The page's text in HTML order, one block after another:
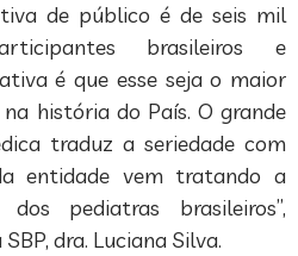
de público é de seis mil
brasileiros e
é que esse seja o maior
história do País. O grande
traduz a seriedade com
entidade vem tratando a
pediatras brasileiros”,
dra. Luciana Silva.